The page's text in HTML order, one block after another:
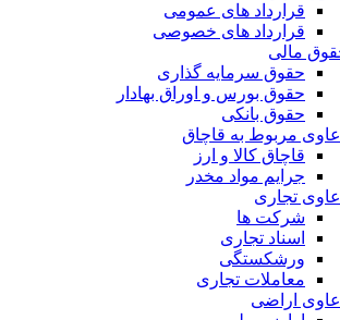
قرارداد های عمومی
قرارداد های خصوصی
مالی
حقوق سرمایه گذاری
حقوق بورس و اوراق بهادار
حقوق بانکی
مربوط به قاچاق
قاچاق کالا و ارز
جرایم مواد مخدر
تجاری
شرکت ها
اسناد تجاری
ورشکستگی
معاملات تجاری
اراضی